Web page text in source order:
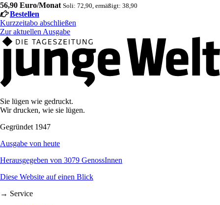
56,90 Euro/Monat Soli: 72,90, ermäßigt: 38,90
Bestellen
Kurzzeitabo abschließen
Zur aktuellen Ausgabe
Sie lügen wie gedruckt.
Wir drucken, wie sie lügen.
Gegründet 1947
Ausgabe von heute
Herausgegeben von 3079 GenossInnen
Diese Website auf einen Blick
→ Service